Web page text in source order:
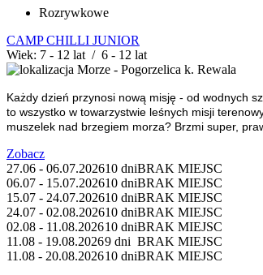
Rozrywkowe
CAMP CHILLI JUNIOR
Wiek: 7 - 12 lat / 6 - 12 lat
Morze - Pogorzelica k. Rewala
Każdy dzień przynosi nową misję - od wodnych
to wszystko w towarzystwie leśnych misji
muszelek nad brzegiem morza? Brzmi super,
Zobacz
27.06 - 06.07.202610 dniBRAK MIEJSC
06.07 - 15.07.202610 dniBRAK MIEJSC
15.07 - 24.07.202610 dniBRAK MIEJSC
24.07 - 02.08.202610 dniBRAK MIEJSC
02.08 - 11.08.202610 dniBRAK MIEJSC
11.08 - 19.08.20269 dni BRAK MIEJSC
11.08 - 20.08.202610 dniBRAK MIEJSC